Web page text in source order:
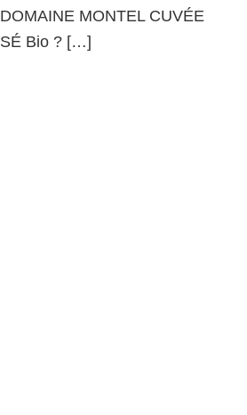
MONTEL CUVÉE
Bio ? […]